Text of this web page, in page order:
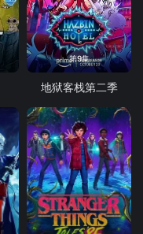
第9集
地狱客栈第二季